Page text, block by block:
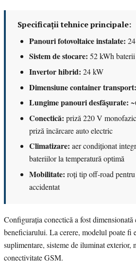
Specificații tehnice principale:
Panouri fotovoltaice instalate:
Sistem de stocare: 52 kWh
Invertor hibrid: 24 kW
Dimensiune container transport:
Lungime panouri desfășurate:
Conectică: priză 220 V
priză încărcare auto electric
Climatizare: aer condiționat
bateriilor la temperatură optimă
Mobilitate: roți tip off-road pentru
accidentat
Configurația conectică a fost
beneficiarului. La cerere, modelul poate fi
suplimentare, sisteme de iluminat exterior,
conectivitate GSM.